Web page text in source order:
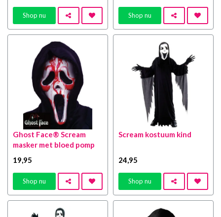
Shop nu Shop nu
Ghost Face® Scream
masker met bloed pomp
19,95
Shop nu
Scream kostuum kind
24,95
Shop nu